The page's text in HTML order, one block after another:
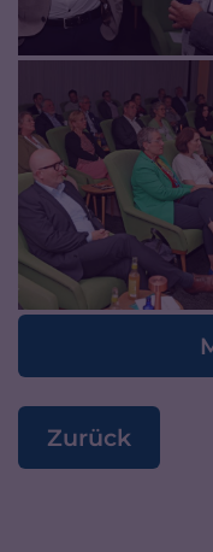
Zurück